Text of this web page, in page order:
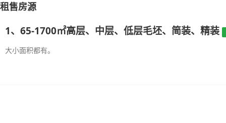
租售房源
1、65-1700㎡高层、中层、低层毛坯、简装、精装
大小面积都有。